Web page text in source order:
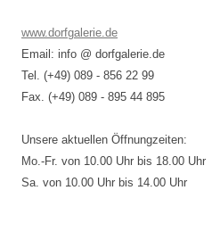
www.dorfgalerie.de
Email: info @ dorfgalerie.de
Tel. (+49) 089 - 856 22 99
Fax. (+49) 089 - 895 44 895
Unsere aktuellen Öffnungzeiten:
Mo.-Fr. von 10.00 Uhr bis 18.00 Uhr
Sa. von 10.00 Uhr bis 14.00 Uhr